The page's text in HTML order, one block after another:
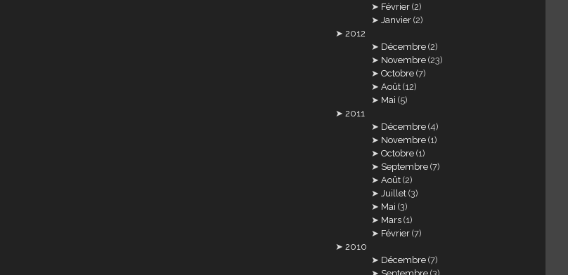
Février (2)
Janvier (2)
2012
Décembre (2)
Novembre (23)
Octobre (7)
Août (12)
Mai (5)
2011
Décembre (4)
Novembre (1)
Octobre (1)
Septembre (7)
Août (2)
Juillet (3)
Mai (3)
Mars (1)
Février (7)
2010
Décembre (7)